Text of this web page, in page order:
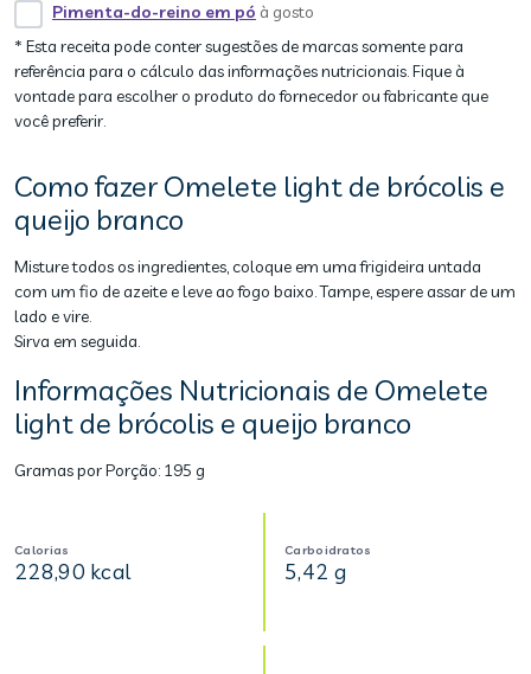
Pimenta-do-reino em pó à gosto
* Esta receita pode conter sugestões de marcas somente para
referência para o cálculo das informações nutricionais. Fique à
vontade para escolher o produto do fornecedor ou fabricante que
você preferir.
Como fazer Omelete light de brócolis e
queijo branco
Misture todos os ingredientes, coloque em uma frigideira untada
com um fio de azeite e leve ao fogo baixo. Tampe, espere assar de um
lado e vire.
Sirva em seguida.
Informações Nutricionais de Omelete
light de brócolis e queijo branco
Gramas por Porção: 195 g
Calorias
228,90 kcal
Carboidratos
5,42 g